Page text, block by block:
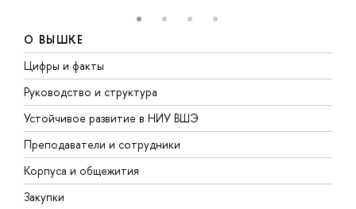
О ВЫШКЕ
Цифры и факты
Руководство и структура
Устойчивое развитие в НИУ ВШЭ
Преподаватели и сотрудники
Корпуса и общежития
Закупки